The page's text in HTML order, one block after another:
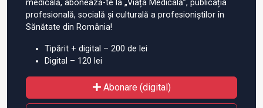
medicală, abonează-te la „Viața Medicală”, publicația
profesională, socială și culturală a profesioniștilor în
Sănătate din România!
Tipărit + digital – 200 de lei
Digital – 120 lei
Abonare (digital)